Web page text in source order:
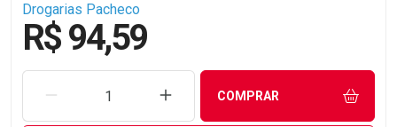
Drogarias Pacheco
R$ 94,59
REMOVER UMA UNIDADEAUMENTAR UMA UNIDADE
COMPRAR